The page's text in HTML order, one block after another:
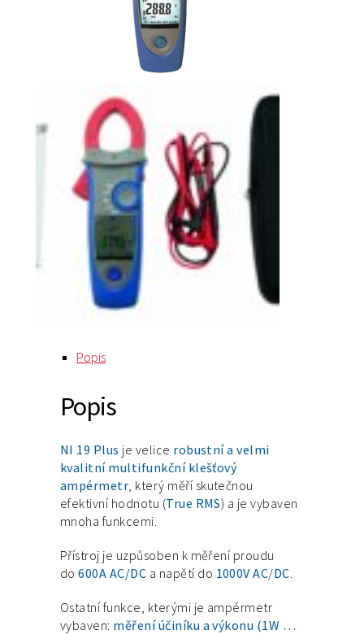
Popis
Popis
NI 19 Plus je velice robustní a velmi
kvalitní multifunkční klešťový
ampérmetr, který měří skutečnou
efektivní hodnotu (True RMS) a je vybaven
mnoha funkcemi.
Přístroj je uzpůsoben k měření proudu
do600A AC/DC a napětí do 1000V AC/DC.
Ostatní funkce, kterými je ampérmetr
vybaven: měření účiníku a výkonu (1W …